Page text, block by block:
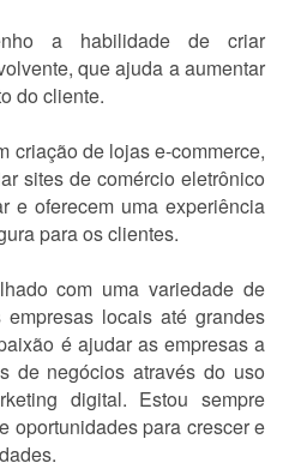
a habilidade de criar
que ajuda a aumentar
do cliente.
criação de lojas e-commerce,
sites de comércio eletrônico
e oferecem uma experiência
para os clientes.
com uma variedade de
locais até grandes
é ajudar as empresas a
de negócios através do uso
digital. Estou sempre
oportunidades para crescer e